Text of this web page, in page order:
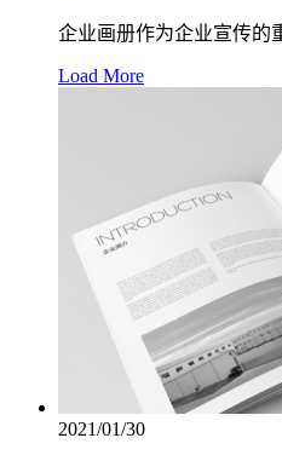
企业画册作为企业宣传的
Load More
2021/01/30